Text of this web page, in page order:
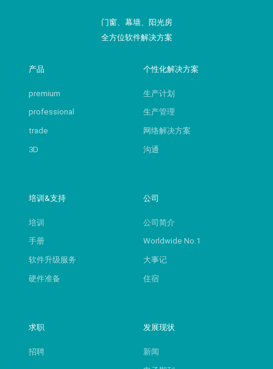
门窗、幕墙、阳光房
全方位软件解决方案
产品
premium
professional
trade
3D
个性化解决方案
生产计划
生产管理
网络解决方案
沟通
培训&支持
培训
手册
软件升级服务
硬件准备
公司
公司简介
Worldwide No.1
大事记
住宿
求职
招聘
发展现状
新闻